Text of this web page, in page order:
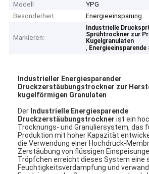
Modell
YPG
Besonderheit
Energieeinsparung
Markieren:
Industrielle
Sprühtrockner zur
Kugelgranulaten
,
Industrieller Energiesparender
Druckzerstäubungstrockner zur
kugelförmigen Granulaten
Der Industrielle Energiesparende
Druckzerstäubungstrockner ist ein
Trocknungs- und Granuliersystem, das
Produktion mit hoher Kapazität
die Verwendung einer Hochdruck-
Zerstäubung von flüssigen
Tröpfchen erreicht dieses System eine
Feuchtigkeitsverdampfung und